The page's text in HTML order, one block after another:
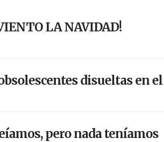
LA NAVIDAD!
disueltas en
pero nada teníamos